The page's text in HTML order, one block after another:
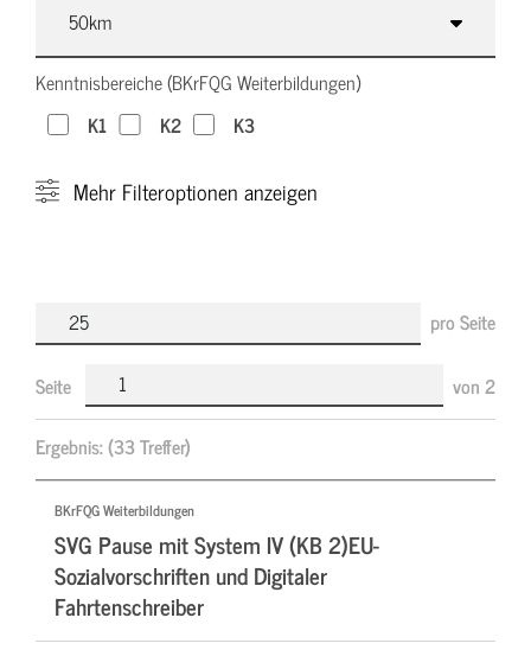
Kenntnisbereiche (BKrFQG Weiterbildungen)
K1
K2 K3
Mehr Filteroptionen anzeigen
pro Seite
Seite von2
Ergebnis:(33 Treffer)
BKrFQG Weiterbildungen
SVG Pause mit System IV (KB 2)EU-
Sozialvorschriften und Digitaler
Fahrtenschreiber